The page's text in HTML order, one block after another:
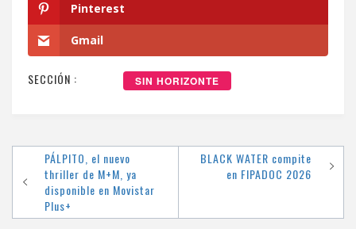
Pinterest
Gmail
SECCIÓN : SIN HORIZONTE
Navegación
de
entradas
PÁLPITO, el nuevo
thriller de M+M, ya
disponible en Movistar
Plus+
BLACK WATER compite
en FIPADOC 2026